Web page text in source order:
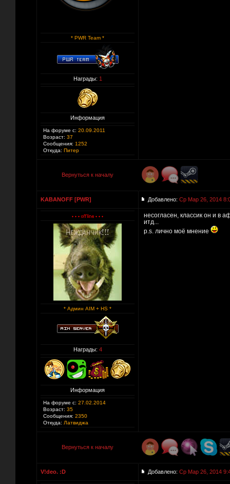
* PWR Team *
Награды: 1
Информация
На форуме с: 20.09.2011
Возраст: 37
Сообщения: 1252
Откуда: Питер
Вернуться к началу
KABANOFF [PWR] Добавлено: Ср Мар 26, 2014
* Админ AIM + HS *
Награды: 4
Информация
На форуме с: 27.02.2014
Возраст: 35
Сообщения: 2350
Откуда: Латвиджа
несогласен, классик он и в
итд...
p.s. лично моё мнение
Вернуться к началу
V!deo. :D Добавлено: Ср Мар 26, 2014